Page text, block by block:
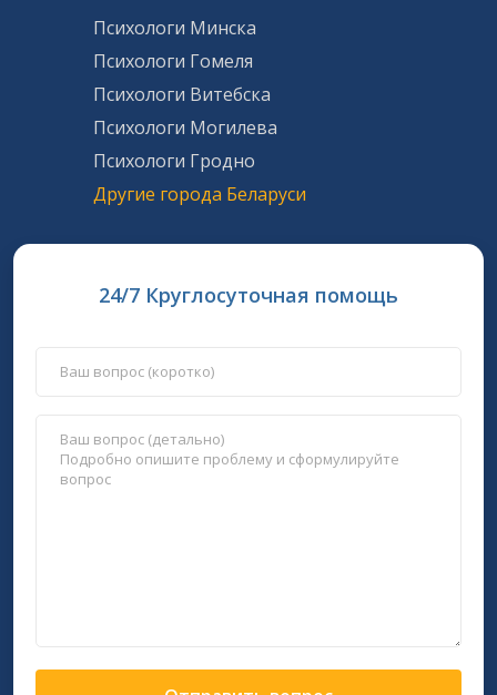
Психологи Минска
Психологи Гомеля
Психологи Витебска
Психологи Могилева
Психологи Гродно
Другие города Беларуси
24/7 Круглосуточная помощь